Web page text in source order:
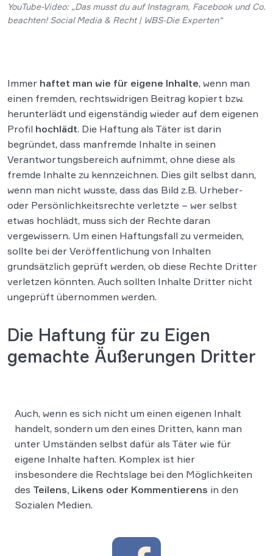
YouTube-Video: „Das musst du auf Instagram, Facebook und Co.
beachten! Social Media & Recht | WBS-Die Experten“
Immer haftet man wie für eigene Inhalte, wenn man
einen fremden, rechtswidrigen Beitrag kopiert bzw.
herunterlädt und eigenständig wieder auf dem eigenen
Profil hochlädt. Die Haftung als Täter ist darin
begründet, dass manfremde Inhalte in seinen
Verantwortungsbereich aufnimmt, ohne diese als
fremde Inhalte zu kennzeichnen. Dies gilt selbst dann,
wenn man nicht wusste, dass das Bild z.B. Urheber-
oder Persönlichkeitsrechte verletzte – wer selbst
etwas hochlädt, muss sich der Rechte daran
vergewissern. Um einen Haftungsfall zu vermeiden,
sollte bei der Veröffentlichung von Inhalten
grundsätzlich geprüft werden, ob diese Rechte Dritter
verletzen könnten. Auch sollten Inhalte Dritter nicht
ungeprüft übernommen werden.
Die Haftung für zu Eigen
gemachte Äußerungen Dritter
Auch, wenn es sich nicht um einen eigenen Inhalt
handelt, sondern um den eines Dritten, kann man
unter Umständen selbst dafür als Täter wie für
eigene Inhalte haften. Komplex ist hier
insbesondere die Rechtslage bei den Möglichkeiten
des Teilens, Likens oder Kommentierens in den
Sozialen Medien.